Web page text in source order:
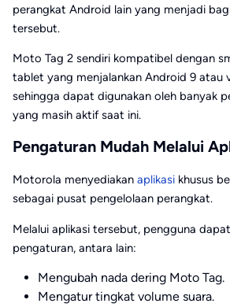
perangkat Android lain yang menjadi
tersebut.
Moto Tag 2 sendiri kompatibel dengan
tablet yang menjalankan Android 9 atau
sehingga dapat digunakan oleh banyak
yang masih aktif saat ini.
Pengaturan Mudah Melalui
Motorola menyediakan aplikasi khusus
sebagai pusat pengelolaan perangkat.
Melalui aplikasi tersebut, pengguna
pengaturan, antara lain:
Mengubah nada dering Moto Tag.
Mengatur tingkat volume suara.